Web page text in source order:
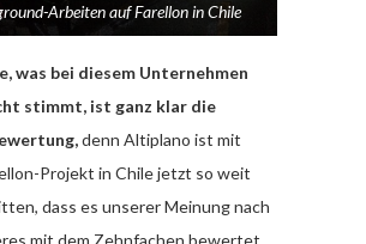
Arbeiten auf Farellon in Chile
was bei diesem Unternehmen
stimmt, ist ganz klar die
denn Altiplano ist mit
Projekt in Chile jetzt so weit
dass es unserer Meinung nach